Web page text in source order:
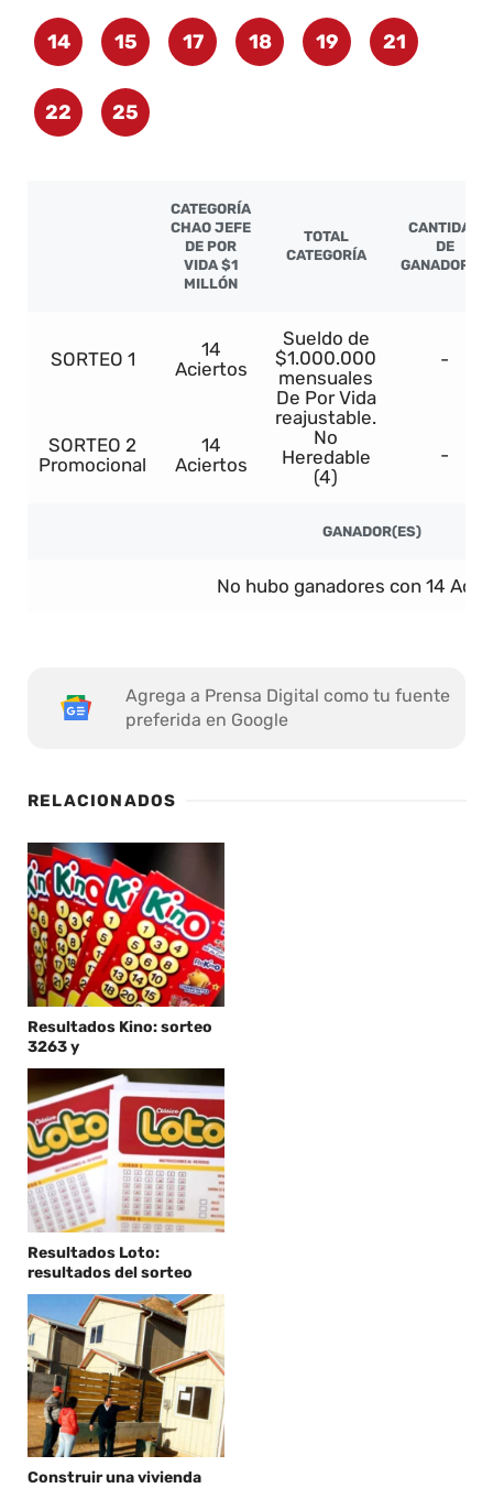
14 15 17 18 19 21
22 25
CATEGORÍA
CHAO JEFE
DE POR
VIDA $1
MILLÓN
TOTAL
CATEGORÍA
CANTIDAD
DE
GANADORES
SORTEO 1
14
Aciertos
Sueldo de
$1.000.000
mensuales
De Por Vida
reajustable.
No
Heredable
(4)
-
SORTEO 2
Promocional
14
Aciertos
-
GANADOR(ES)
No hubo ganadores con 14
Agrega a Prensa Digital como tu fuente
preferida en Google
RELACIONADOS
Resultados Kino: sorteo
3263 y
Resultados Loto:
resultados del sorteo
Construir una vivienda